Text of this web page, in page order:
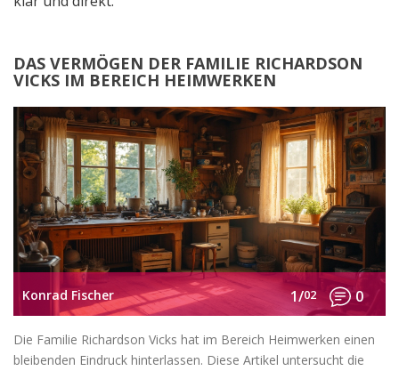
DAS VERMÖGEN DER FAMILIE RICHARDSON
VICKS IM BEREICH HEIMWERKEN
Konrad Fischer 1/02 0
Die Familie Richardson Vicks hat im Bereich Heimwerken einen
bleibenden Eindruck hinterlassen. Diese Artikel untersucht die